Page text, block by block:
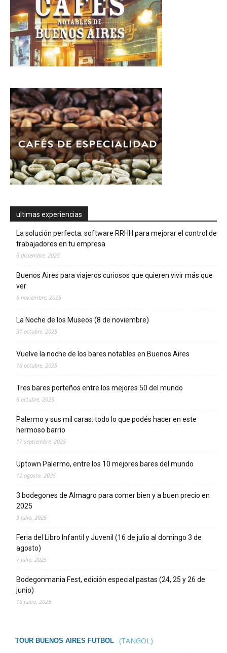
ultimas experiencias
La solución perfecta: software RRHH para mejorar el control de
trabajadores en tu empresa
9 diciembre, 2025
Buenos Aires para viajeros curiosos que quieren vivir más que
ver
6 noviembre, 2025
La Noche de los Museos (8 de noviembre)
31 octubre, 2025
Vuelve la noche de los bares notables en Buenos Aires
16 octubre, 2025
Tres bares porteños entre los mejores 50 del mundo
6 octubre, 2025
Palermo y sus mil caras: todo lo que podés hacer en este
hermoso barrio
17 septiembre, 2025
Uptown Palermo, entre los 10 mejores bares del mundo
12 agosto, 2025
3 bodegones de Almagro para comer bien y a buen precio en
2025
9 julio, 2025
Feria del Libro Infantil y Juvenil (16 de julio al domingo 3 de
agosto)
7 julio, 2025
Bodegonmania Fest, edición especial pastas (24, 25 y 26 de
junio)
16 junio, 2025
TOUR BUENOS AIRES FUTBOL (TANGOL)